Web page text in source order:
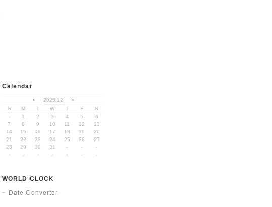
Calendar
< 2025.12
>
S
M T W T F
S
-
1 2 3 4 5
6
7
8 9 10 11 12
13
14
15 16 17 18 19
20
21
22 23 24 25 26
27
28
29 30 31 - -
-
-
- - - - - -
WORLD CLOCK
Date Converter